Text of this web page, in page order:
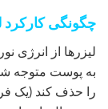
چگونگی
لیزرها از انرژی
به پوست متوجه
را حذف کند (یک